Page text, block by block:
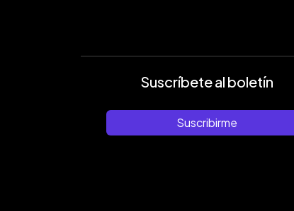
Suscríbete al boletín
Suscribirme